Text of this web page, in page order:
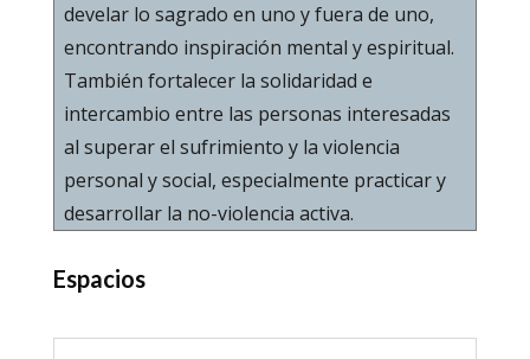
develar lo sagrado en uno y fuera de uno,
encontrando inspiración mental y espiritual.
También fortalecer la solidaridad e
intercambio entre las personas interesadas
al superar el sufrimiento y la violencia
personal y social, especialmente practicar y
desarrollar la no-violencia activa.
Espacios